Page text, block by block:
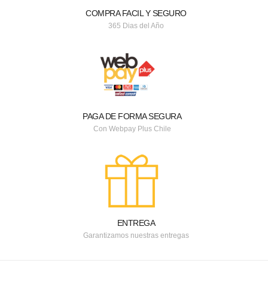
COMPRA FACIL Y SEGURO
365 Dias del Año
PAGA DE FORMA SEGURA
Con Webpay Plus Chile
ENTREGA
Garantizamos nuestras entregas